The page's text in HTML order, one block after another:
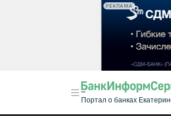
РЕКЛАМА
Портал о банках